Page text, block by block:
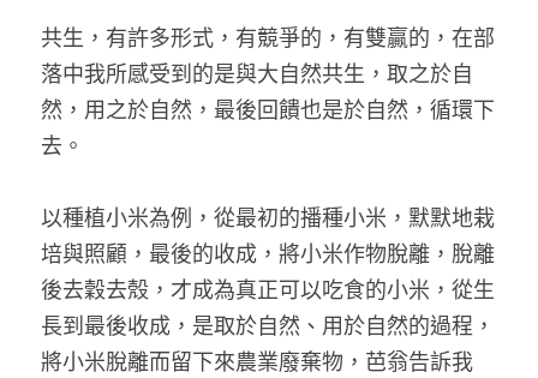
共生，有許多形式，有競爭的，有雙贏的，在部
落中我所感受到的是與大自然共生，取之於自
然，用之於自然，最後回饋也是於自然，循環下
去。
以種植小米為例，從最初的播種小米，默默地栽
培與照顧，最後的收成，將小米作物脫離，脫離
後去穀去殼，才成為真正可以吃食的小米，從生
長到最後收成，是取於自然、用於自然的過程，
將小米脫離而留下來農業廢棄物，芭翁告訴我